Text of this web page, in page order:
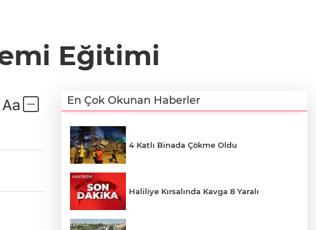
Eğitimi
En Çok Okunan Haberler
4 Katlı Binada Çökme Oldu
Haliliye Kırsalında Kavga 8 Yaralı